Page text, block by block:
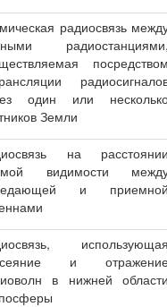
радиосвязь
один или
Земли
на
видимости
и
и
в нижней